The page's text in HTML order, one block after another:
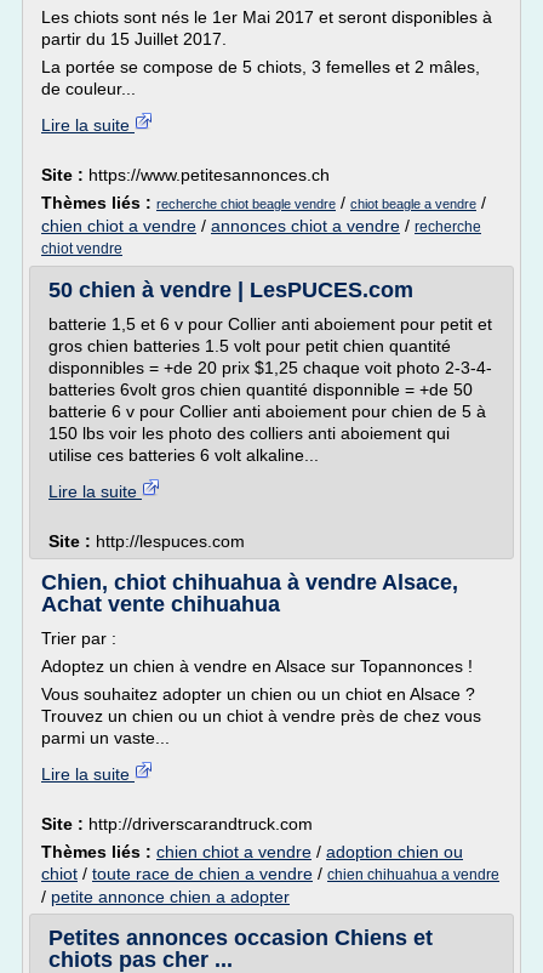
Les chiots sont nés le 1er Mai 2017 et seront disponibles à
partir du 15 Juillet 2017.
La portée se compose de 5 chiots, 3 femelles et 2 mâles,
de couleur...
Lire la suite
Site : https://www.petitesannonces.ch
Thèmes liés : recherche chiot beagle vendre / chiot beagle a vendre /
chien chiot a vendre / annonces chiot a vendre / recherche
chiot vendre
50 chien à vendre | LesPUCES.com
batterie 1,5 et 6 v pour Collier anti aboiement pour petit et
gros chien batteries 1.5 volt pour petit chien quantité
disponnibles = +de 20 prix $1,25 chaque voit photo 2-3-4-
batteries 6volt gros chien quantité disponnible = +de 50
batterie 6 v pour Collier anti aboiement pour chien de 5 à
150 lbs voir les photo des colliers anti aboiement qui
utilise ces batteries 6 volt alkaline...
Lire la suite
Site : http://lespuces.com
Chien, chiot chihuahua à vendre Alsace,
Achat vente chihuahua
Trier par :
Adoptez un chien à vendre en Alsace sur Topannonces !
Vous souhaitez adopter un chien ou un chiot en Alsace ?
Trouvez un chien ou un chiot à vendre près de chez vous
parmi un vaste...
Lire la suite
Site : http://driverscarandtruck.com
Thèmes liés : chien chiot a vendre / adoption chien ou
chiot / toute race de chien a vendre / chien chihuahua a vendre
/ petite annonce chien a adopter
Petites annonces occasion Chiens et
chiots pas cher ...